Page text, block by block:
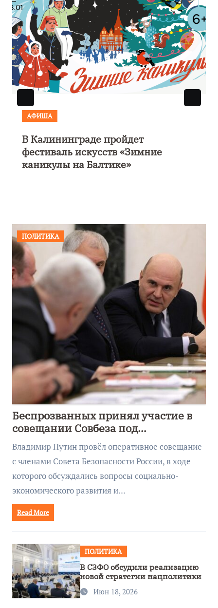
АФИША
В Калининграде пройдет
фестиваль искусств «Зимние
каникулы на Балтике»
ПОЛИТИКА
Беспрозванных принял участие в
совещании Совбеза под
руководством Путина
Владимир Путин провёл оперативное совещание
с членами Совета Безопасности России, в ходе
которого обсуждались вопросы социально-
экономического развития и…
Read More
ПОЛИТИКА
В СЗФО обсудили реализацию
новой стратегии нацполитики
Июн 18, 2026